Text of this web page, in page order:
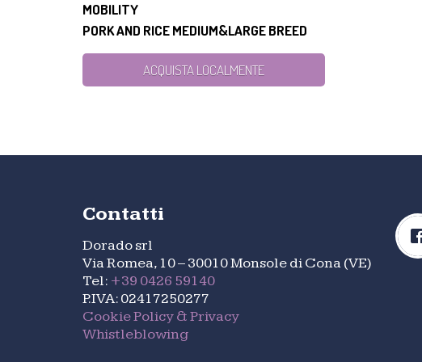
MOBILITY
PORK AND RICE MEDIUM&LARGE BREED
ACQUISTA LOCALMENTE
Contatti
Dorado srl
Via Romea, 10 – 30010 Monsole di Cona (VE)
Tel: +39 0426 59140
P.IVA: 02417250277
Cookie Policy & Privacy
Whistleblowing